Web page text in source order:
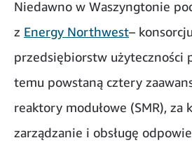
Niedawno w Waszyngtonie
z Energy Northwest–
przedsiębiorstw użyteczności
temu powstaną cztery
reaktory modułowe (SMR), za
zarządzanie i obsługę